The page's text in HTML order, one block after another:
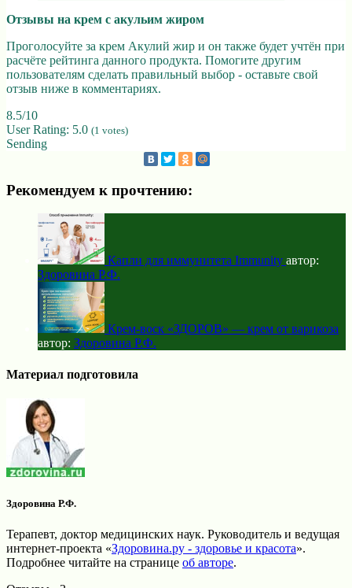
Отзывы на крем с акульим жиром
Проголосуйте за крем Акулий жир и он также будет учтён при
расчёте рейтинга данного продукта. Помогите другим
пользователям сделать правильный выбор - оставьте свой
отзыв ниже в комментариях.
8.5/10
User Rating: 5.0 (1 votes)
Sending
Рекомендуем к прочтению:
Капли для иммунитета Immunity автор:
Здоровина Р.Ф.
Крем-воск «ЗДОРОВ» — крем от варикоза
автор: Здоровина Р.Ф.
Материал подготовила
Здоровина Р.Ф.
Терапевт, доктор медицинских наук. Руководитель и ведущая
интернет-проекта «Здоровина.ру - здоровье и красота».
Подробнее читайте на странице об авторе.